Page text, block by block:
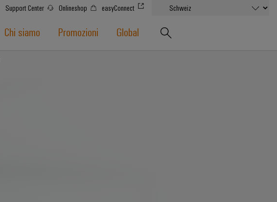
Support Center Onlineshop easyConnect
Chi siamo Promozioni Global